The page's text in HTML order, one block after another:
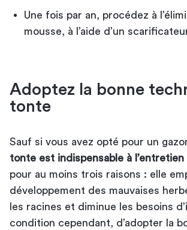
Une fois par an, procédez à
mousse, à l’aide d’un
Adoptez la bonne
tonte
Sauf si vous avez opté pour un
tonte est indispensable à l’entretien
pour au moins trois raisons : elle
développement des mauvaises
les racines et diminue les besoins
condition cependant, d’adopter la